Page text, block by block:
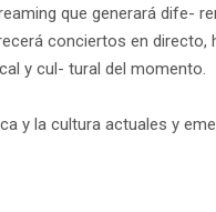
que generará dife-
conciertos en directo,
y cul- tural del momento.
y la cultura actuales y